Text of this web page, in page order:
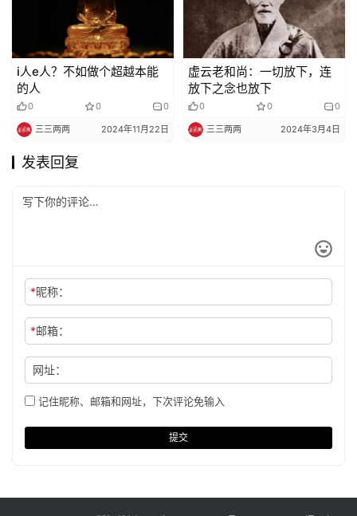
i人e人？不如做个超越本能
的人
0 0 0
三三两两 2024年11月22日
虚云老和尚：一切放下，连
放下之念也放下
0 0 0
三三两两 2024年3月4日
发表回复
*昵称：
*邮箱：
网址：
记住昵称、邮箱和网址，下次评论免输入
提交